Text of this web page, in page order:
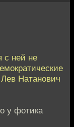
с ней не
Натанович
у фотика